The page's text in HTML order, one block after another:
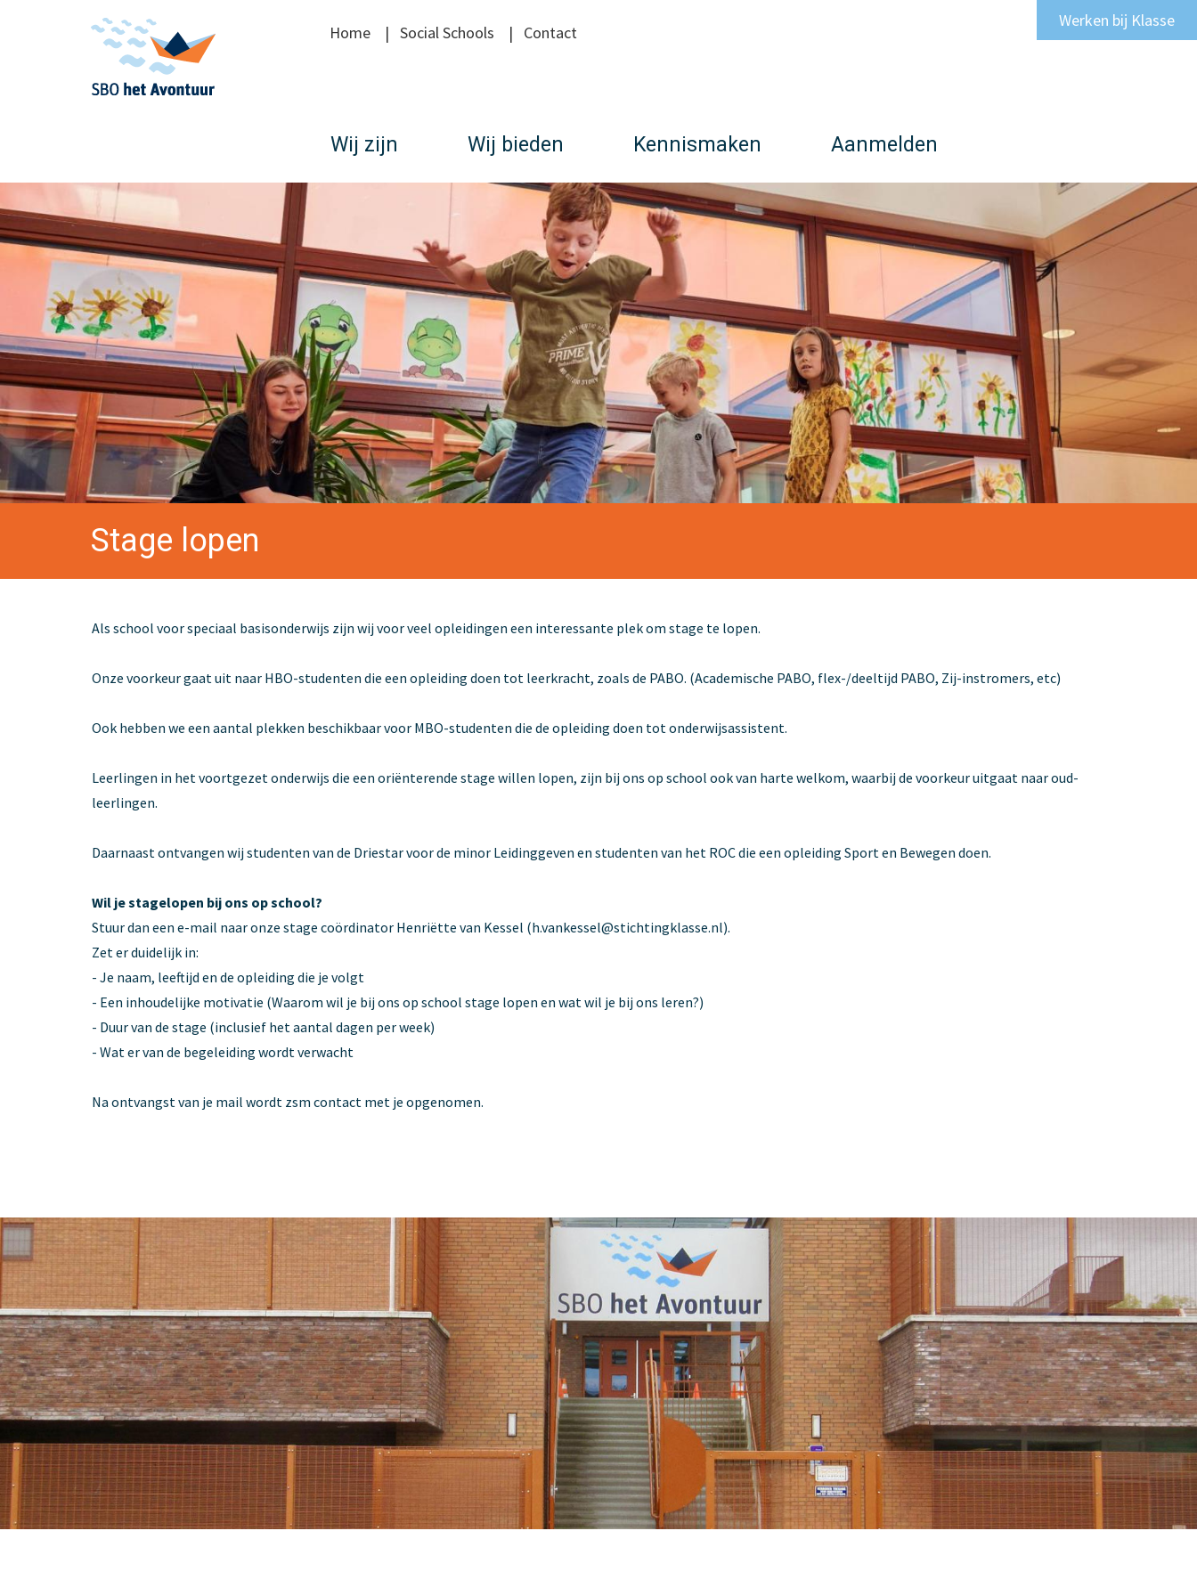
Werken bij Klasse
Home | Social Schools | Contact
Wij zijn Wij bieden Kennismaken Aanmelden
Stage lopen
Als school voor speciaal basisonderwijs zijn wij voor veel opleidingen een interessante plek om stage te lopen.
Onze voorkeur gaat uit naar HBO-studenten die een opleiding doen tot leerkracht, zoals de PABO. (Academische PABO, flex-/deeltijd PABO, Zij-instromers, etc)
Ook hebben we een aantal plekken beschikbaar voor MBO-studenten die de opleiding doen tot onderwijsassistent.
Leerlingen in het voortgezet onderwijs die een oriënterende stage willen lopen, zijn bij ons op school ook van harte welkom, waarbij de voorkeur uitgaat naar oud-
leerlingen.
Daarnaast ontvangen wij studenten van de Driestar voor de minor Leidinggeven en studenten van het ROC die een opleiding Sport en Bewegen doen.
Wil je stagelopen bij ons op school?
Stuur dan een e-mail naar onze stage coördinator Henriëtte van Kessel (h.vankessel@stichtingklasse.nl).
Zet er duidelijk in:
- Je naam, leeftijd en de opleiding die je volgt
- Een inhoudelijke motivatie (Waarom wil je bij ons op school stage lopen en wat wil je bij ons leren?)
- Duur van de stage (inclusief het aantal dagen per week)
- Wat er van de begeleiding wordt verwacht
Na ontvangst van je mail wordt zsm contact met je opgenomen.